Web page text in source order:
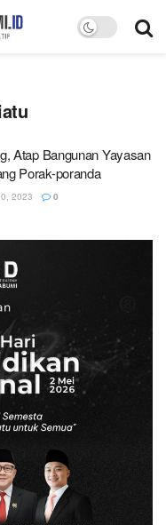
Atap Bangunan Yayasan
Porak-poranda
2023 0